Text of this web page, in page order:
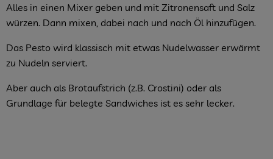
Alles in einen Mixer geben und mit Zitronensaft und Salz
würzen. Dann mixen, dabei nach und nach Öl hinzufügen.
Das Pesto wird klassisch mit etwas Nudelwasser erwärmt
zu Nudeln serviert.
Aber auch als Brotaufstrich (z.B. Crostini) oder als
Grundlage für belegte Sandwiches ist es sehr lecker.